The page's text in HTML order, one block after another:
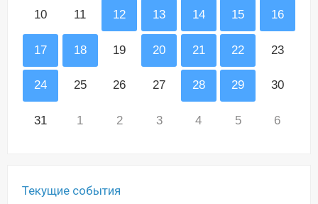
10 11 12 13 14 15 16
17 18 19 20 21 22 23
24 25 26 27 28 29 30
31 1 2 3 4 5 6
Текущие события